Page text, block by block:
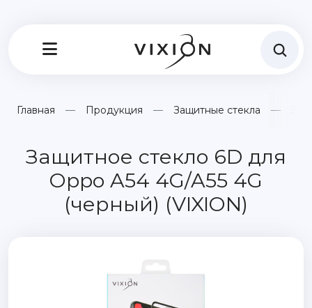
Главная Продукция Защитные стекла
Защитное стекло 6D для
Oppo A54 4G/A55 4G
(черный) (VIXION)